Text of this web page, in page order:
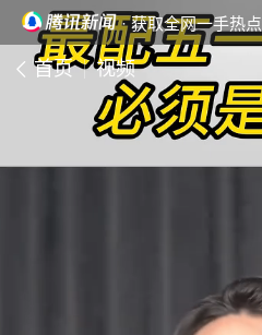
· 获取全网一手热点
首页 视频